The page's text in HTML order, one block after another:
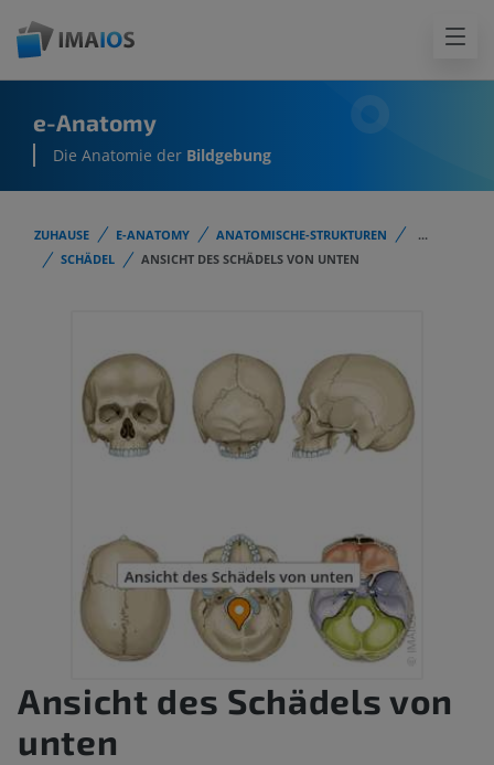
e-Anatomy
Die Anatomie der Bildgebung
ZUHAUSE E-ANATOMY ANATOMISCHE-STRUKTUREN
...
SCHÄDEL
ANSICHT DES SCHÄDELS VON UNTEN
Ansicht des Schädels von
unten